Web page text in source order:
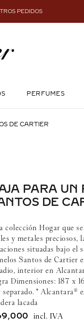
PEDIDOS
PERFUMES
DE CARTIER
PARA UN
DE
colección Hogar que
y metales preciosos,
situadas bajo el
Santos de Cartier
interior en
Dimensiones: 187 x
separado. * Alcantara®
lacada
,000